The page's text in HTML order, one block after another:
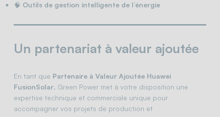
🧠 Outils de gestion intelligente de l’énergie
Un partenariat à valeur ajoutée
En tant que Partenaire à Valeur Ajoutée Huawei
FusionSolar, Green Power met à votre disposition une
expertise technique et commerciale unique pour
accompagner vos projets de production et